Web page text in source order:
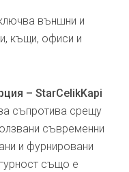
външни и
къщи, офиси и
– StarCelikKapi
съпротива срещу
съвременни
и фурнировани
също е